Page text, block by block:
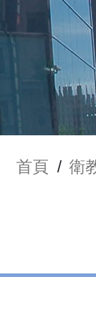
首頁 / 衛